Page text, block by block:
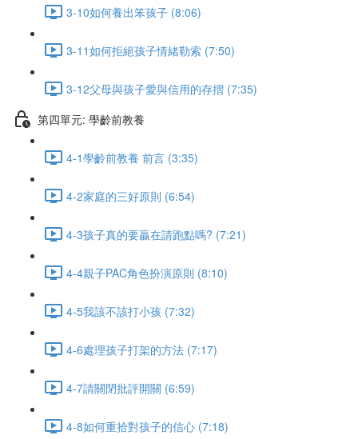
3-10如何養出笨孩子 (8:06)
3-11如何拒絕孩子情緒勒索 (7:50)
3-12父母與孩子愛與信用的存摺 (7:35)
第四單元: 學齡前教養
4-1學齡前教養 前言 (3:35)
4-2家庭的三好原則 (6:54)
4-3孩子真的要贏在請跑點嗎? (7:21)
4-4親子PAC角色扮演原則 (8:10)
4-5我該不該打小孩 (7:32)
4-6處理孩子打架的方法 (7:17)
4-7請關閉批評開關 (6:59)
4-8如何重拾對孩子的信心 (7:18)